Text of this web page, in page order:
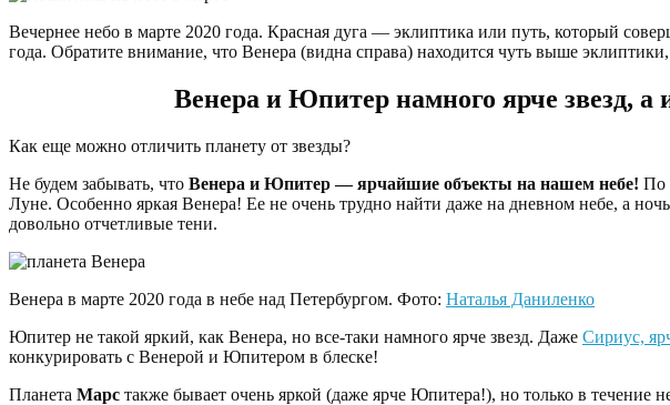
Вечернее небо в марте 2020 года. Красная дуга — эклиптика или путь, который
года. Обратите внимание, что Венера (видна справа) находится чуть выше
Венера и Юпитер намного ярче звезд, а
Как еще можно отличить планету от звезды?
Не будем забывать, что Венера и Юпитер — ярчайшие объекты на нашем небе! По
Луне. Особенно яркая Венера! Ее не очень трудно найти даже на дневном небе, а
довольно отчетливые тени.
Венера в марте 2020 года в небе над Петербургом. Фото: Наталья Даниленко
Юпитер не такой яркий, как Венера, но все-таки намного ярче звезд. Даже Сириус,
конкурировать с Венерой и Юпитером в блеске!
Планета Марс также бывает очень яркой (даже ярче Юпитера!), но только в течение